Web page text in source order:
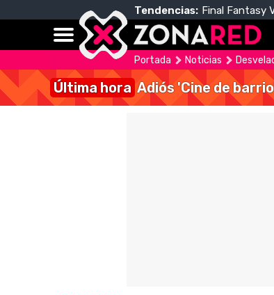
Tendencias: Final Fantasy
Portada Noticias
Última hora Adiós 'Cine de